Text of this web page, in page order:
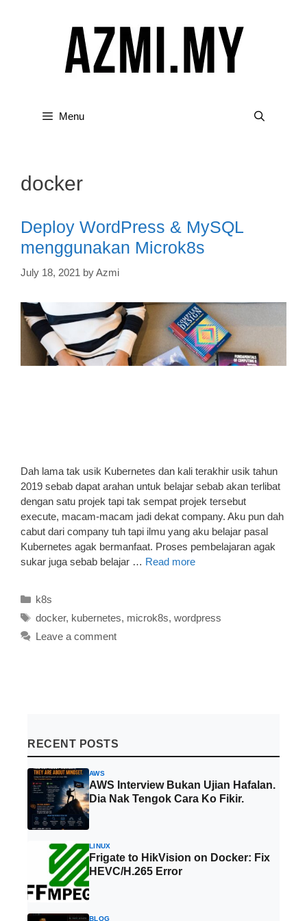
Menu
docker
Deploy WordPress & MySQL
menggunakan Microk8s
July 18, 2021 byAzmi
Dah lama tak usik Kubernetes dan kali terakhir usik tahun
2019 sebab dapat arahan untuk belajar sebab akan terlibat
dengan satu projek tapi tak sempat projek tersebut
execute, macam-macam jadi dekat company. Aku pun dah
cabut dari company tuh tapi ilmu yang aku belajar pasal
Kubernetes agak bermanfaat. Proses pembelajaran agak
sukar juga sebab belajar … Read more
Categories
k8s
Tags
docker, kubernetes, microk8s, wordpress
Leave a comment
RECENT POSTS
AWS
AWS Interview Bukan Ujian Hafalan.
Dia Nak Tengok Cara Ko Fikir.
LINUX
Frigate to HikVision on Docker: Fix
HEVC/H.265 Error
BLOG